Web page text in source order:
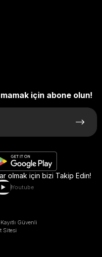
için abone olun!
olmak için bizi Takip Edin!
Youtube
Güvenli
Sitesi